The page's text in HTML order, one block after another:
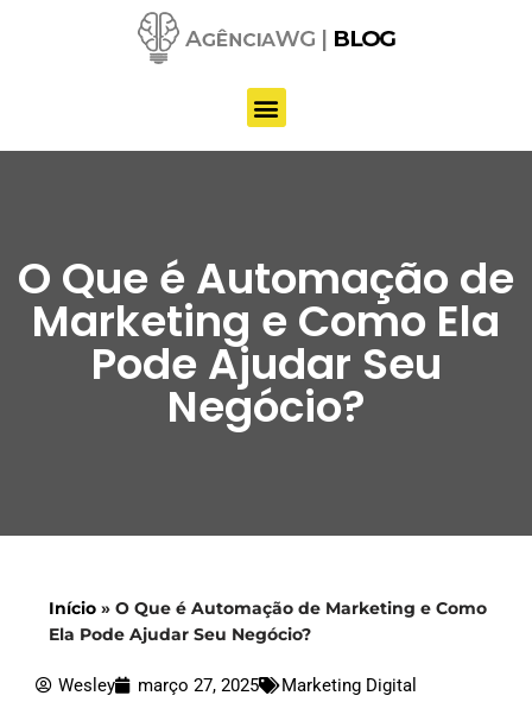
conteúdo
O Que é Automação de
Marketing e Como Ela
Pode Ajudar Seu
Negócio?
Início » O Que é Automação de Marketing e Como
Ela Pode Ajudar Seu Negócio?
Wesley março 27, 2025 Marketing Digital